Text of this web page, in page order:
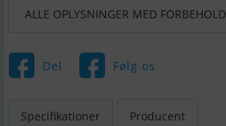
ALLE OPLYSNINGER MED FORBEHOLD
Del Følg os
Specifikationer Producent